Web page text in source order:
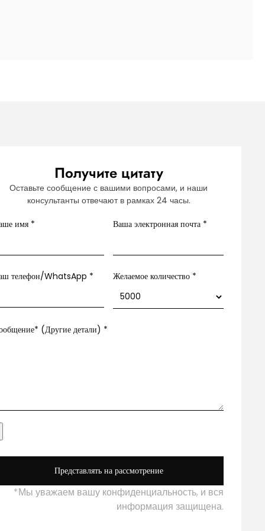
Получите цитату
Оставьте сообщение с вашими вопросами, и наши
консультанты отвечают в рамках 24 часы.
имя * Ваша электронная почта *
телефон/WhatsApp * Желаемое количество *
(Другие детали) *
Представлять на рассмотрение
*Мы уважаем вашу конфиденциальность, и вся
информация защищена.